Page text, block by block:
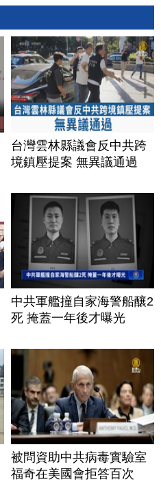
台灣雲林縣議會反中共跨
境鎮壓提案 無異議通過
中共軍艦撞自家海警船釀2
死 掩蓋一年後才曝光
被問資助中共病毒實驗室
福奇在美國會拒答百次